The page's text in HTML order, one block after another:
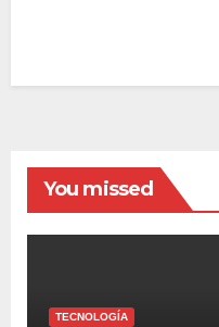
You missed
TECNOLOGÍA